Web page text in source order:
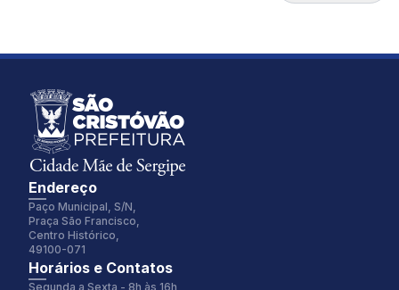
Inter
Endereço
Paço Municipal, S/N,
Praça São Francisco,
Centro Histórico,
49100-071
Horários e Contatos
Segunda a Sexta - 8h às 16h